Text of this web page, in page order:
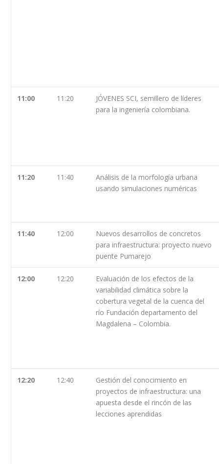
11:00 11:20
JÓVENES SCI, semillero de líderes
para la ingeniería colombiana.
11:20 11:40
Análisis de la morfología urbana
usando simulaciones numéricas
11:40 12:00
Nuevos desarrollos de concretos
para infraestructura: proyecto nuevo
puente Pumarejo
12:00 12:20
Evaluación de los efectos de la
variabilidad climática sobre la
cobertura vegetal de la cuenca del
río Fundación departamento del
Magdalena – Colombia.
12:20 12:40
Gestión del conocimiento en
proyectos de infraestructura: una
apuesta desde el rincón de las
lecciones aprendidas